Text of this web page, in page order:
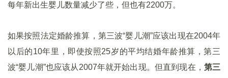
每年新出生婴儿数量减少了些，但也有2200万。
如果按照法定婚龄推算，第三波“婴儿潮”应该出现在2004年
以后的10年里，即使按照25岁的平均结婚年龄推算，第三
波“婴儿潮”也应该从2007年就开始出现。但直到现在， 第三